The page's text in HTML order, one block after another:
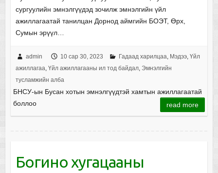
сургуулийн эмнэлгүүдэд зочилж эмнэлгийн үйл
ажиллагаатай танилцан Дорнод аймгийн БОЭТ, Өрх,
Сумын эрүүл…
admin 10 сар 30, 2023 Гадаад харилцаа, Мэдээ, Үйл
ажиллагаа, Үйл ажиллагааны ил тод байдал, Эмнэлгийн
тусламжийн алба
БНСУ-ын Бусан хотын эмнэлгүүдтэй хамтын ажиллагаатай
боллоо
read more
Богино хугацааны